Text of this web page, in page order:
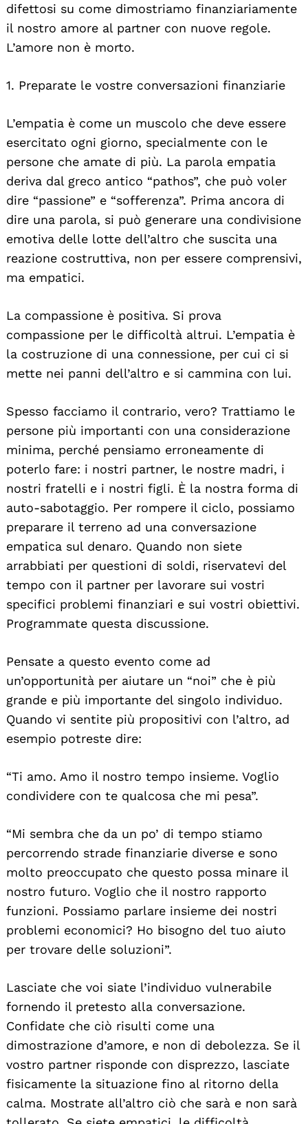
difettosi su come dimostriamo finanziariamente
il nostro amore al partner con nuove regole.
L’amore non è morto.
1. Preparate le vostre conversazioni finanziarie
L’empatia è come un muscolo che deve essere
esercitato ogni giorno, specialmente con le
persone che amate di più. La parola empatia
deriva dal greco antico “pathos”, che può voler
dire “passione” e “sofferenza”. Prima ancora di
dire una parola, si può generare una condivisione
emotiva delle lotte dell’altro che suscita una
reazione costruttiva, non per essere comprensivi,
ma empatici.
La compassione è positiva. Si prova
compassione per le difficoltà altrui. L’empatia è
la costruzione di una connessione, per cui ci si
mette nei panni dell’altro e si cammina con lui.
Spesso facciamo il contrario, vero? Trattiamo le
persone più importanti con una considerazione
minima, perché pensiamo erroneamente di
poterlo fare: i nostri partner, le nostre madri, i
nostri fratelli e i nostri figli. È la nostra forma di
auto-sabotaggio. Per rompere il ciclo, possiamo
preparare il terreno ad una conversazione
empatica sul denaro. Quando non siete
arrabbiati per questioni di soldi, riservatevi del
tempo con il partner per lavorare sui vostri
specifici problemi finanziari e sui vostri obiettivi.
Programmate questa discussione.
Pensate a questo evento come ad
un’opportunità per aiutare un “noi” che è più
grande e più importante del singolo individuo.
Quando vi sentite più propositivi con l’altro, ad
esempio potreste dire:
“Ti amo. Amo il nostro tempo insieme. Voglio
condividere con te qualcosa che mi pesa”.
“Mi sembra che da un po’ di tempo stiamo
percorrendo strade finanziarie diverse e sono
molto preoccupato che questo possa minare il
nostro futuro. Voglio che il nostro rapporto
funzioni. Possiamo parlare insieme dei nostri
problemi economici? Ho bisogno del tuo aiuto
per trovare delle soluzioni”.
Lasciate che voi siate l’individuo vulnerabile
fornendo il pretesto alla conversazione.
Confidate che ciò risulti come una
dimostrazione d’amore, e non di debolezza. Se il
vostro partner risponde con disprezzo, lasciate
fisicamente la situazione fino al ritorno della
calma. Mostrate all’altro ciò che sarà e non sarà